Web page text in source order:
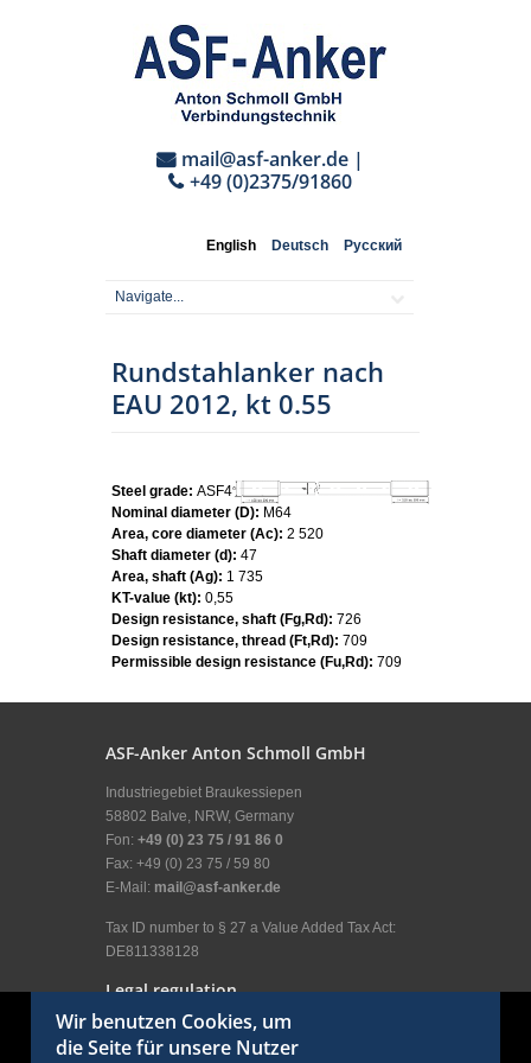
mail@asf-anker.de|
+49 (0)2375/91860
English Deutsch Русский
Rundstahlanker nach
EAU 2012, kt 0.55
Steel grade: ASF460
Nominal diameter (D): M64
Area, core diameter (Ac): 2 520
Shaft diameter (d): 47
Area, shaft (Ag): 1 735
KT-value (kt): 0,55
Design resistance, shaft (Fg,Rd): 726
Design resistance, thread (Ft,Rd): 709
Permissible design resistance (Fu,Rd): 709
ASF-Anker Anton Schmoll GmbH
Industriegebiet Braukessiepen
58802 Balve, NRW, Germany
Fon: +49 (0) 23 75 / 91 86 0
Fax: +49 (0) 23 75 / 59 80
E-Mail: mail@asf-anker.de
Tax ID number to § 27 a Value Added Tax Act:
DE811338128
Legal regulation
Legal Disclosure
General terms and conditions
Wir benutzen Cookies, um
die Seite für unsere Nutzer